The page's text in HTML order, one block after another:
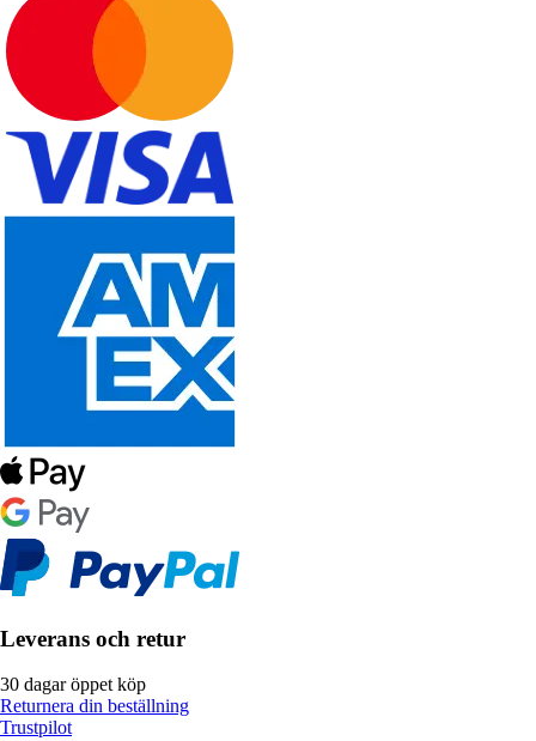
Leverans och retur
30 dagar öppet köp
Returnera din beställning
Trustpilot